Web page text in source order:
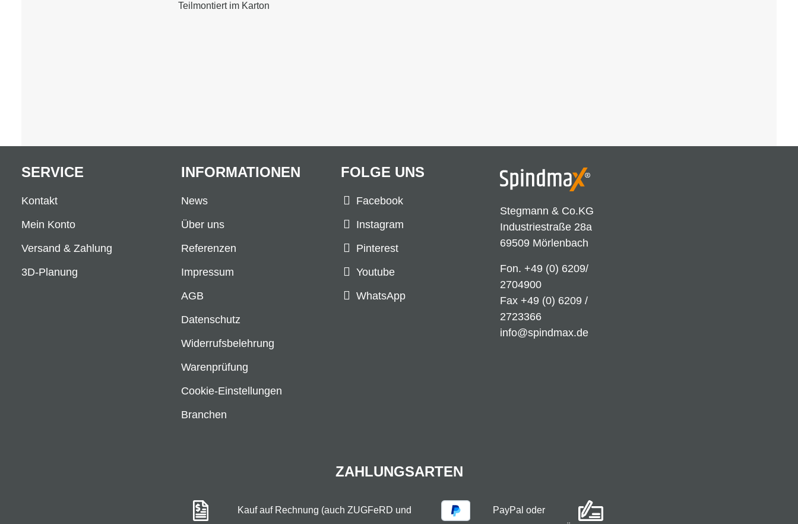
Teilmontiert im Karton
Stegmann & Co.KG
Industriestraße 28a
69509 Mörlenbach
Fon. +49 (0) 6209/
2704900
Fax +49 (0) 6209 /
2723366
info@spindmax.de
FOLGE UNS
Facebook
Instagram
Pinterest
Youtube
WhatsApp
SERVICE
Kontakt
Mein Konto
Versand & Zahlung
3D-Planung
INFORMATIONEN
News
Über uns
Referenzen
Impressum
AGB
Datenschutz
Widerrufsbelehrung
Warenprüfung
Cookie-Einstellungen
Branchen
ZAHLUNGSARTEN
Kauf auf Rechnung (auch ZUGFeRD und
PayPal oder